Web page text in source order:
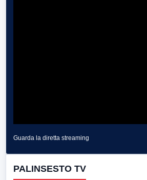
Guarda la diretta streaming
PALINSESTO TV